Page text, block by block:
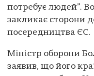
потребує людей”.
закликає сторони
посередництва ЄС.
Міністр оборони
заявив, що його